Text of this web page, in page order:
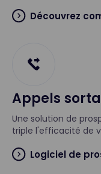
Découvrez
Appels
Une solution de
triple l'efficacité de
Logiciel de